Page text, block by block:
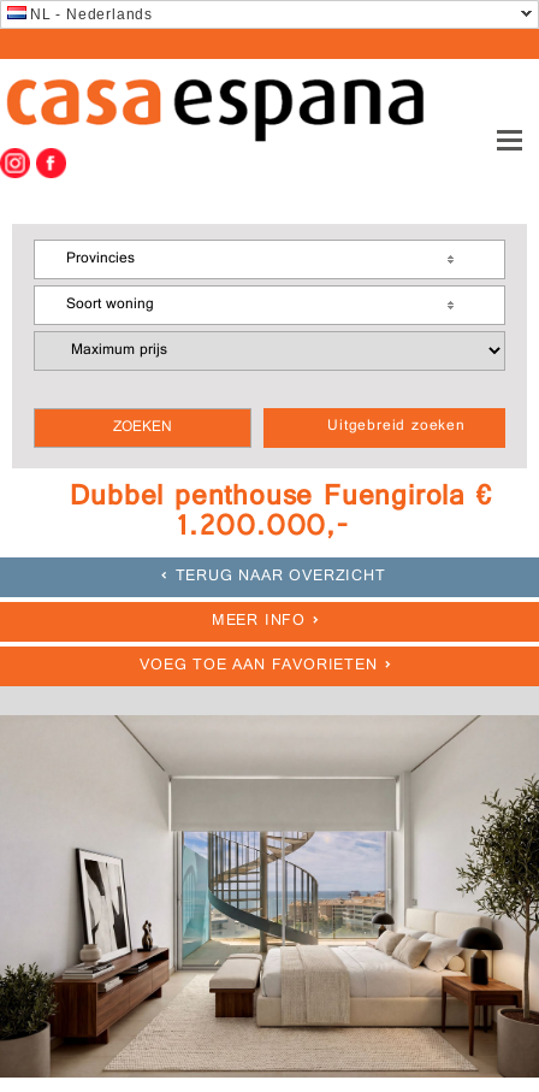
NL - Nederlands
Uitgebreid zoeken
Provincies
Soort woning
Dubbel penthouse Fuengirola €
1.200.000,-
TERUG NAAR OVERZICHT
MEER INFO
VOEG TOE AAN FAVORIETEN